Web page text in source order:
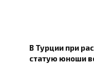
В Турции при
статую юноши